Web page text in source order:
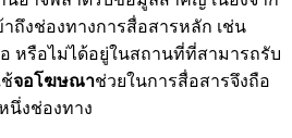
าถึงช่องทางการสื่อสารหลัก เช่น
หรือไม่ได้อยู่ในสถานที่ที่สามารถรับ
จอโฆษณาช่วยในการสื่อสารจึงถือ
นึ่งช่องทาง